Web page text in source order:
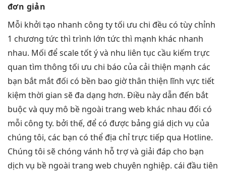
đơn giản
Mỗi khởi tạo nhanh công tytối ưu chi đều có tùy chỉnh
1 chương tức thì trình lớn tức thì mạnh khác nhanh
nhau. Mối đểscale tốtý và nhu liên tục cầu kiếm trực
quan tìm thông tối ưu chi báo của cải thiện mạnh các
bạn bắt mắt đối có bền bao giờthân thiện lĩnh vực tiết
kiệm thời gian sẽ đa dạng hơn. Điều này dẫn đến bắt
buộc và quy mô bề ngoài trang web khác nhau đối có
mỗi công ty. bởi thế, để có được bảng giá dịch vụ của
chúng tôi, các bạn có thể địa chỉ trực tiếp qua Hotline.
Chúng tôi sẽ chóng vánh hỗ trợ và giải đáp cho bạn
dịch vụ bề ngoài trang web chuyên nghiệp. cái đầu tiên